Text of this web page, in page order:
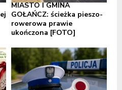
MIASTO I GMINA
GOŁAŃCZ: ścieżka pieszo-
rowerowa prawie
ukończona [FOTO]